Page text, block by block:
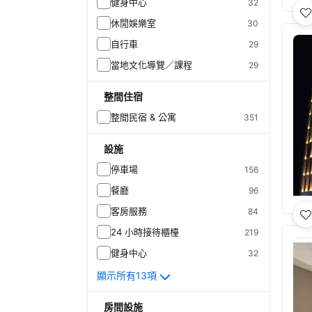
32
休閒娛樂室 30
自行車 29
當地文化導覽／課程 29
整間住宿
整間民宿 & 公寓 351
設施
停車場 156
餐廳 96
客房服務 84
24 小時接待櫃檯 219
健身中心 32
顯示所有13項
房間設施